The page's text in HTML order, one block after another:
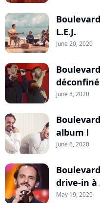
L.E.J.
June 20, 2020
déconfiné
June 8, 2020
album !
June 6, 2020
drive-in à
May 19, 2020